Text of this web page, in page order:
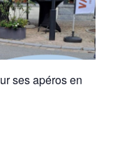
ses apéros en